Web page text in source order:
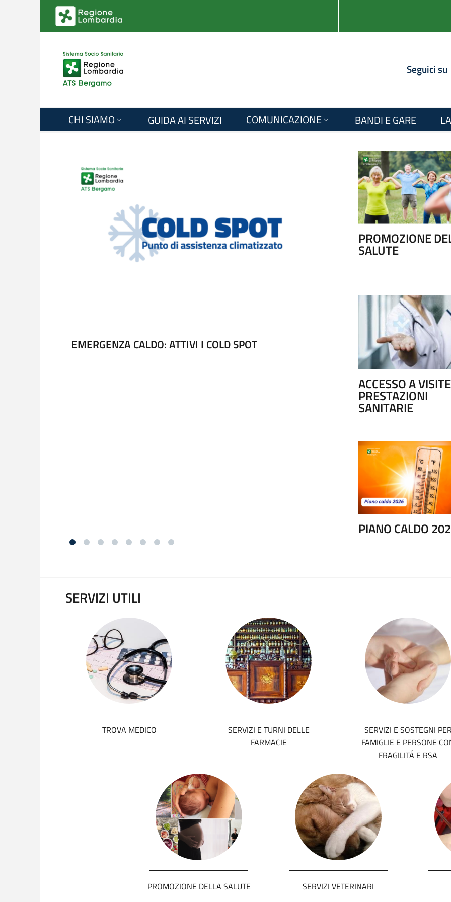
Salta al contenuto principale
Seguici su
CHI SIAMO GUIDA AI SERVIZI COMUNICAZIONE BANDI E GARE
EMERGENZA CALDO: ATTIVI I COLD SPOT CONTINUITA'
PROMOZIONE
SALUTE
ACCESSO A
PRESTAZIONI
SANITARIE
PIANO CALDO
SERVIZI UTILI
TROVA MEDICO
SERVIZI E TURNI DELLE
FARMACIE
SERVIZI E SOSTEGNI
FAMIGLIE E PERSONE
FRAGILITÁ E RSA
PROMOZIONE DELLA SALUTE SERVIZI VETERINARI